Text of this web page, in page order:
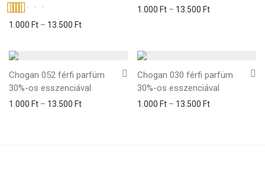
Értékelés:
1.000 Ft – 13.500 Ft
1.000 Ft – 13.500 Ft
Chogan 052 férfi parfüm
30%-os esszenciával
1.000 Ft – 13.500 Ft
Chogan 030 férfi parfüm
30%-os esszenciával
1.000 Ft – 13.500 Ft